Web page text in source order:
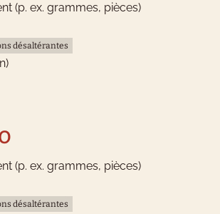
(p. ex. grammes, pièces)
désaltérantes
(p. ex. grammes, pièces)
désaltérantes